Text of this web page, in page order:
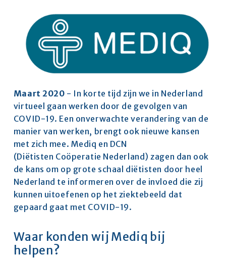
Maart 2020 - In korte tijd zijn we in Nederland
virtueel gaan werken door de gevolgen van
COVID-19. Een onverwachte verandering van de
manier van werken, brengt ook nieuwe kansen
met zich mee. Mediq en DCN
(Diëtisten Coöperatie Nederland) zagen dan ook
de kans om op grote schaal diëtisten door heel
Nederland te informeren over de invloed die zij
kunnen uitoefenen op het ziektebeeld dat
gepaard gaat met COVID-19.
Waar konden wij Mediq bij
helpen?